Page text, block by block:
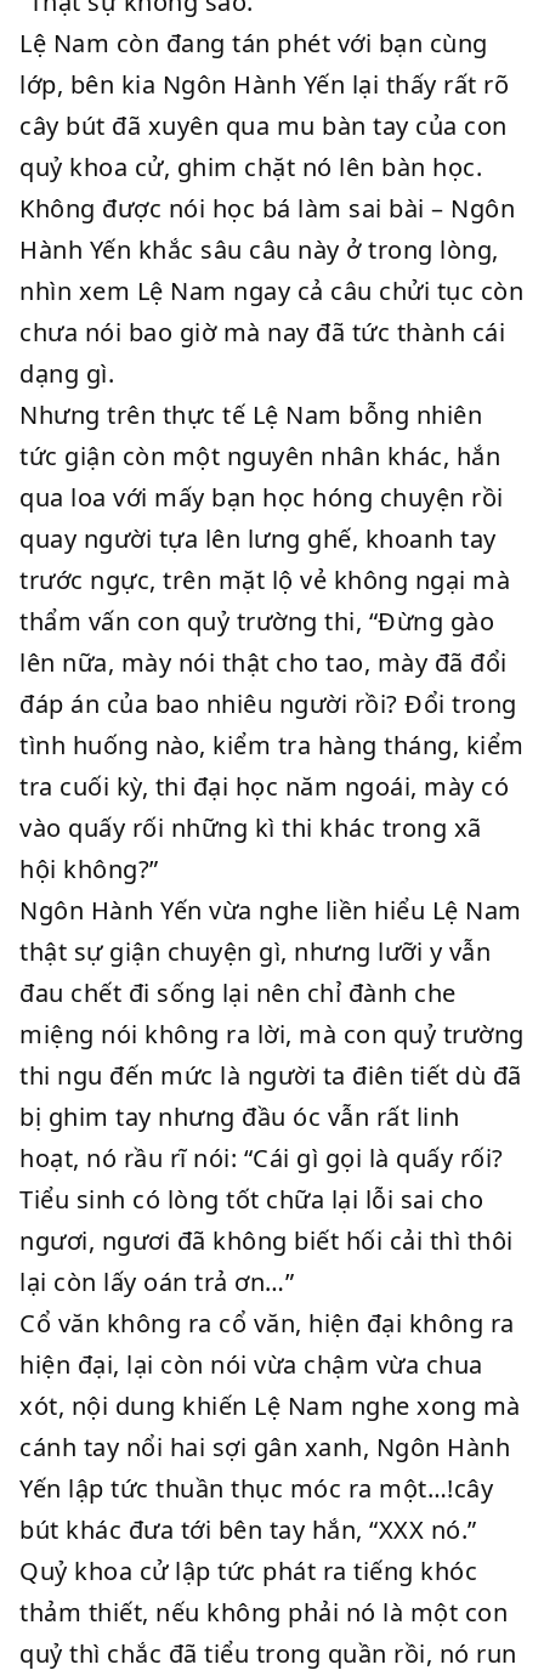
Lệ Nam còn đang tán phét với bạn cùng
lớp, bên kia Ngôn Hành Yến lại thấy rất rõ
cây bút đã xuyên qua mu bàn tay của con
quỷ khoa cử, ghim chặt nó lên bàn học.
Không được nói học bá làm sai bài – Ngôn
Hành Yến khắc sâu câu này ở trong lòng,
nhìn xem Lệ Nam ngay cả câu chửi tục còn
chưa nói bao giờ mà nay đã tức thành cái
dạng gì.
Nhưng trên thực tế Lệ Nam bỗng nhiên
tức giận còn một nguyên nhân khác, hắn
qua loa với mấy bạn học hóng chuyện rồi
quay người tựa lên lưng ghế, khoanh tay
trước ngực, trên mặt lộ vẻ không ngại mà
thẩm vấn con quỷ trường thi, “Đừng gào
lên nữa, mày nói thật cho tao, mày đã đổi
đáp án của bao nhiêu người rồi? Đổi trong
tình huống nào, kiểm tra hàng tháng, kiểm
tra cuối kỳ, thi đại học năm ngoái, mày có
vào quấy rối những kì thi khác trong xã
hội không?”
Ngôn Hành Yến vừa nghe liền hiểu Lệ Nam
thật sự giận chuyện gì, nhưng lưỡi y vẫn
đau chết đi sống lại nên chỉ đành che
miệng nói không ra lời, mà con quỷ trường
thi ngu đến mức là người ta điên tiết dù đã
bị ghim tay nhưng đầu óc vẫn rất linh
hoạt, nó rầu rĩ nói: “Cái gì gọi là quấy rối?
Tiểu sinh có lòng tốt chữa lại lỗi sai cho
ngươi, ngươi đã không biết hối cải thì thôi
lại còn lấy oán trả ơn…”
Cổ văn không ra cổ văn, hiện đại không ra
hiện đại, lại còn nói vừa chậm vừa chua
xót, nội dung khiến Lệ Nam nghe xong mà
cánh tay nổi hai sợi gân xanh, Ngôn Hành
Yến lập tức thuần thục móc ra một…!cây
bút khác đưa tới bên tay hắn, “XXX nó.”
Quỷ khoa cử lập tức phát ra tiếng khóc
thảm thiết, nếu không phải nó là một con
quỷ thì chắc đã tiểu trong quần rồi, nó run